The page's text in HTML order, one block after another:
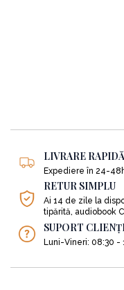
LIVRARE RAPIDĂ
Expediere în 24-
RETUR SIMPLU
Ai 14 de zile la
tipărită, audiobook
SUPORT
Luni-Vineri: 08:30 -